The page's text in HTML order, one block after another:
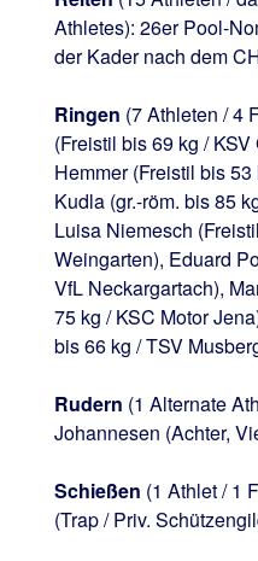
Athletes): 26er Pool-
der Kader nach dem
Ringen (7 Athleten / 4
(Freistil bis 69 kg /
Hemmer (Freistil bis
Kudla (gr.-röm. bis 85
Luisa Niemesch
Weingarten), Eduard
VfL Neckargartach),
75 kg / KSC Motor
bis 66 kg / TSV
Rudern (1 Alternate
Johannesen (Achter,
Schießen (1 Athlet / 1
(Trap / Priv.